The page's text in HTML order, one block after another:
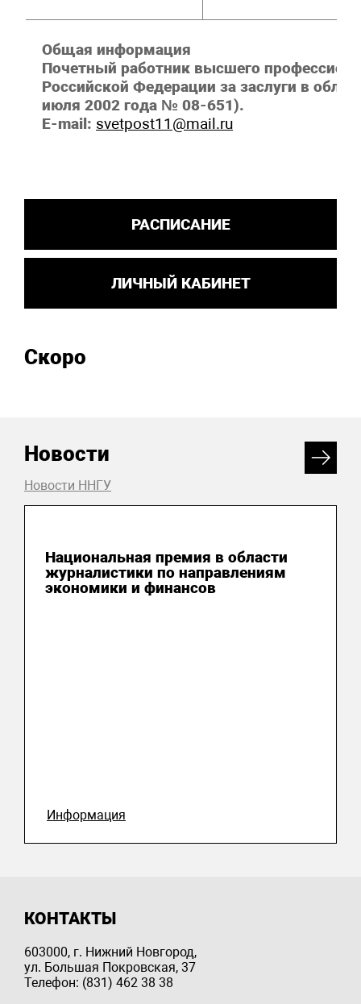
Общая информация
Почетный работник высшего
Российской Федерации за заслуги в
июля 2002 года № 08-651).
E-mail: svetpost11@mail.ru
РАСПИСАНИЕ
ЛИЧНЫЙ КАБИНЕТ
Скоро
Новости
Новости ННГУ
Национальная премия в области
журналистики по направлениям
экономики и финансов
Информация
КОНТАКТЫ
603000, г. Нижний Новгород,
ул. Большая Покровская, 37
Телефон: (831) 462 38 38